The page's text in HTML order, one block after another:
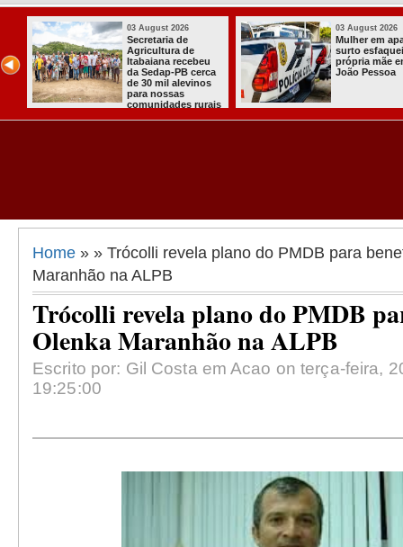
03 August 2026
Secretaria de
Agricultura de
Itabaiana recebeu
da Sedap-PB cerca
de 30 mil alevinos
para nossas
comunidades rurais
03 August 2026
Mulher em
surto
própria mãe
João Pessoa
Home » » Trócolli revela plano do PMDB para
Maranhão na ALPB
Trócolli revela plano do PMDB
Olenka Maranhão na ALPB
Escrito por: Gil Costa em Acao on terça-feira,
19:25:00